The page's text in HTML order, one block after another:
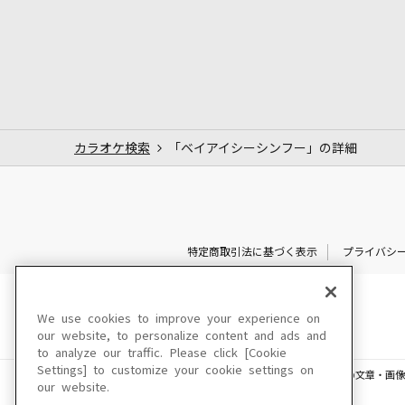
カラオケ検索 「ベイアイシーシンフー」の詳細
特定商取引法に基づく表示 プライバシ
このサイトに掲載されている一切の文章・画
We use cookies to improve your experience on
our website, to personalize content and ads and
to analyze our traffic. Please click [Cookie
Settings] to customize your cookie settings on
our website.